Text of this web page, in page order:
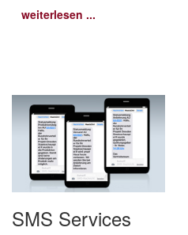
weiterlesen ...
SMS Services